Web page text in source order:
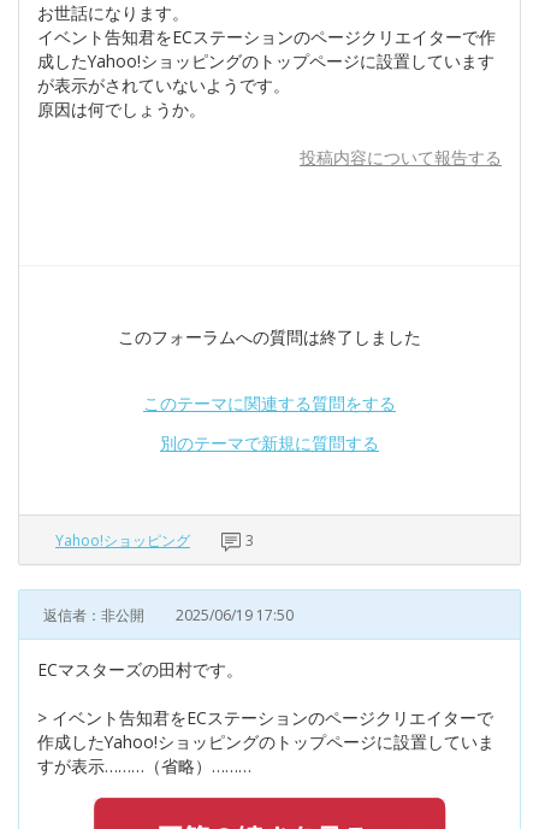
お世話になります。
イベント告知君をECステーションのページクリエイターで作
成したYahoo!ショッピングのトップページに設置しています
が表示がされていないようです。
原因は何でしょうか。
投稿内容について報告する
このフォーラムへの質問は終了しました
このテーマに関連する質問をする
別のテーマで新規に質問する
Yahoo!ショッピング 3
返信者：非公開 2025/06/19 17:50
ECマスターズの田村です。
> イベント告知君をECステーションのページクリエイターで
作成したYahoo!ショッピングのトップページに設置していま
すが表示………（省略）………